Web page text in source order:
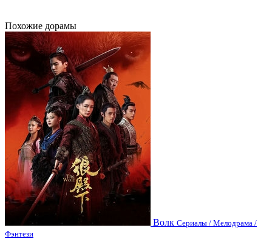
Похожие дорамы
Волк Сериалы / Мелодрама /
Фэнтези